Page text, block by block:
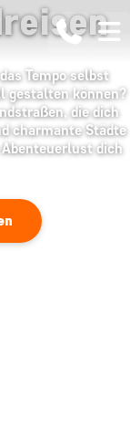
Tempo selbst
gestalten können?
die dich
charmante Städte
dich